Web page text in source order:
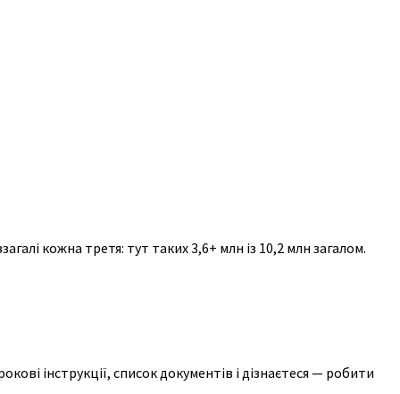
кожна третя: тут таких 3,6+ млн із 10,2 млн загалом.
інструкції, список документів і дізнаєтеся — робити